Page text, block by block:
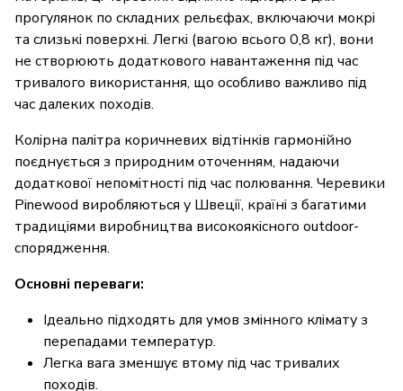
прогулянок по складних рельєфах, включаючи мокрі
та слизькі поверхні. Легкі (вагою всього 0,8 кг), вони
не створюють додаткового навантаження під час
тривалого використання, що особливо важливо під
час далеких походів.
Колірна палітра коричневих відтінків гармонійно
поєднується з природним оточенням, надаючи
додаткової непомітності під час полювання. Черевики
Pinewood виробляються у Швеції, країні з багатими
традиціями виробництва високоякісного outdoor-
спорядження.
Основні переваги:
Ідеально підходять для умов змінного клімату з
перепадами температур.
Легка вага зменшує втому під час тривалих
походів.